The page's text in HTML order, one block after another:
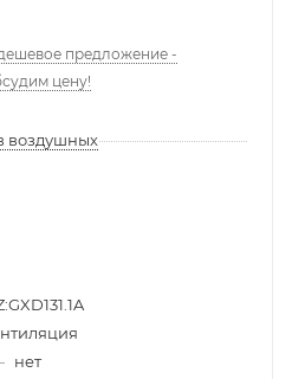
предложение -
цену!
воздушных
нет